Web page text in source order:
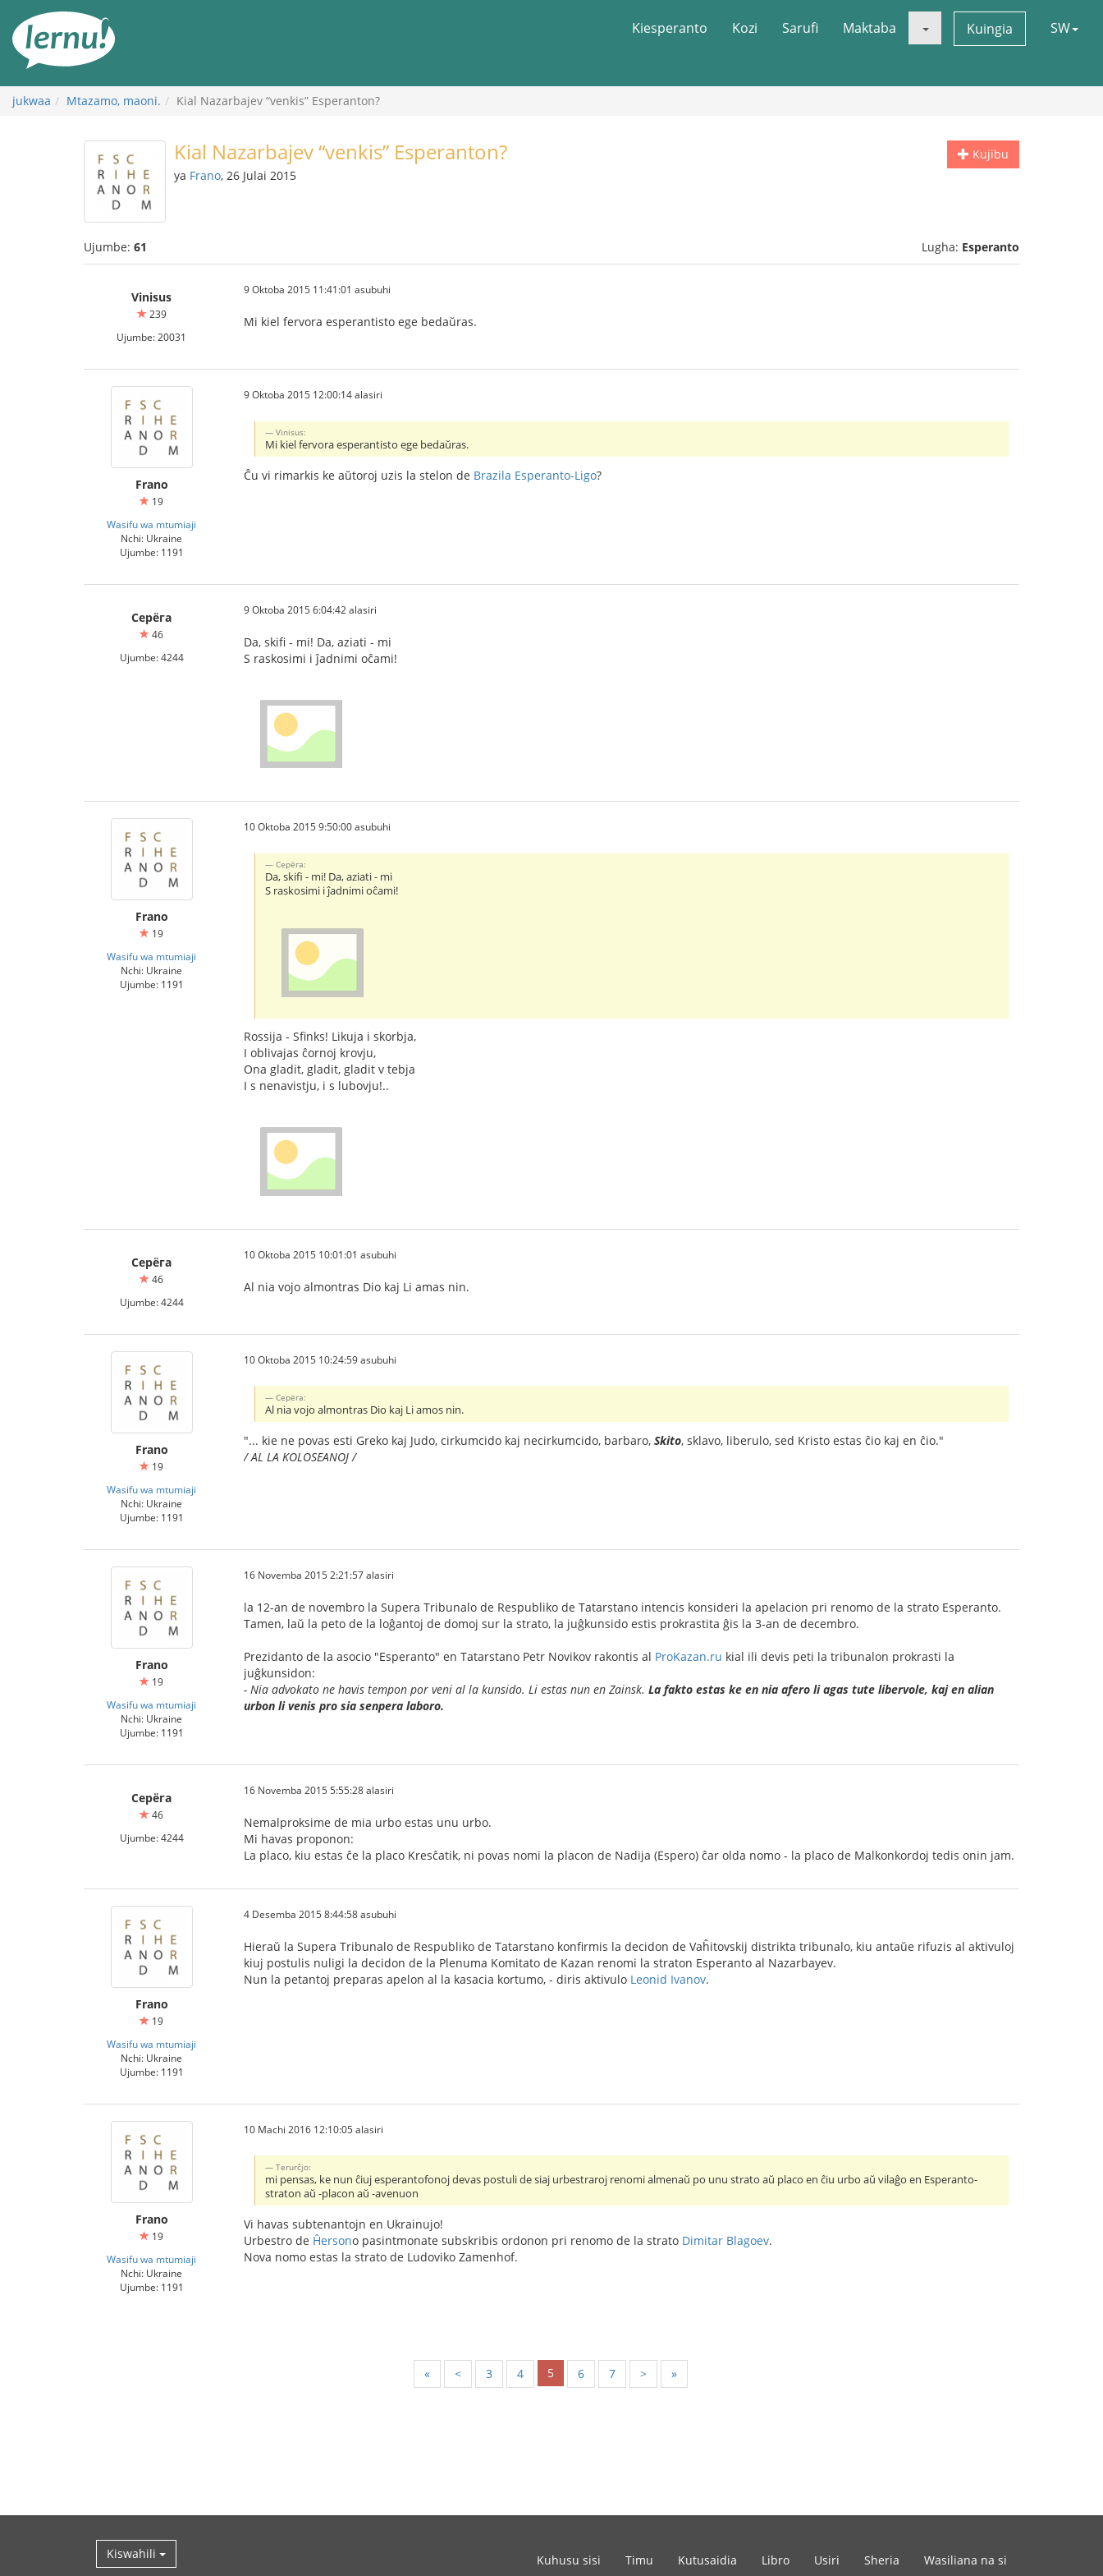
maudhui
Kiesperanto Kozi Sarufi Maktaba Kuingia SW
jukwaa Mtazamo, maoni. Kial Nazarbajev “venkis” Esperanton?
Kujibu
Kial Nazarbajev “venkis” Esperanton?
ya Frano, 26 Julai 2015
Ujumbe: 61 Lugha: Esperanto
Vinisus
239
Ujumbe: 20031
9 Oktoba 2015 11:41:01 asubuhi
Mi kiel fervora esperantisto ege bedaŭras.
Frano
19
Wasifu wa mtumiaji
Nchi: Ukraine
Ujumbe: 1191
9 Oktoba 2015 12:00:14 alasiri
Vinisus:
Mi kiel fervora esperantisto ege bedaŭras.
Ĉu vi rimarkis ke aŭtoroj uzis la stelon de Brazila Esperanto-Ligo?
Серёга
46
Ujumbe: 4244
9 Oktoba 2015 6:04:42 alasiri
Da, skifi - mi! Da, aziati - mi
S raskosimi i ĵadnimi oĉami!
Frano
19
Wasifu wa mtumiaji
Nchi: Ukraine
Ujumbe: 1191
10 Oktoba 2015 9:50:00 asubuhi
Серёга:
Da, skifi - mi! Da, aziati - mi
S raskosimi i ĵadnimi oĉami!
Rossija - Sfinks! Likuja i skorbja,
I oblivajas ĉornoj krovju,
Ona gladit, gladit, gladit v tebja
I s nenavistju, i s lubovju!..
Серёга
46
Ujumbe: 4244
10 Oktoba 2015 10:01:01 asubuhi
Al nia vojo almontras Dio kaj Li amas nin.
Frano
19
Wasifu wa mtumiaji
Nchi: Ukraine
Ujumbe: 1191
10 Oktoba 2015 10:24:59 asubuhi
Серёга:
Al nia vojo almontras Dio kaj Li amos nin.
"... kie ne povas esti Greko kaj Judo, cirkumcido kaj necirkumcido, barbaro, Skito, sklavo, liberulo, sed Kristo estas ĉio kaj en ĉio."
/ AL LA KOLOSEANOJ /
Frano
19
Wasifu wa mtumiaji
Nchi: Ukraine
Ujumbe: 1191
16 Novemba 2015 2:21:57 alasiri
la 12-an de novembro la Supera Tribunalo de Respubliko de Tatarstano intencis konsideri la apelacion pri renomo de la strato Esperanto.
Tamen, laŭ la peto de la loĝantoj de domoj sur la strato, la juĝkunsido estis prokrastita ĝis la 3-an de decembro.
Prezidanto de la asocio "Esperanto" en Tatarstano Petr Novikov rakontis al ProKazan.ru kial ili devis peti la tribunalon prokrasti la
juĝkunsidon:
- Nia advokato ne havis tempon por veni al la kunsido. Li estas nun en Zainsk. La fakto estas ke en nia afero li agas tute libervole, kaj en alian
urbon li venis pro sia senpera laboro.
Серёга
46
Ujumbe: 4244
16 Novemba 2015 5:55:28 alasiri
Nemalproksime de mia urbo estas unu urbo.
Mi havas proponon:
La placo, kiu estas ĉe la placo Kresĉatik, ni povas nomi la placon de Nadija (Espero) ĉar olda nomo - la placo de Malkonkordoj tedis onin jam.
Frano
19
Wasifu wa mtumiaji
Nchi: Ukraine
Ujumbe: 1191
4 Desemba 2015 8:44:58 asubuhi
Hieraŭ la Supera Tribunalo de Respubliko de Tatarstano konfirmis la decidon de Vaĥitovskij distrikta tribunalo, kiu antaŭe rifuzis al aktivuloj
kiuj postulis nuligi la decidon de la Plenuma Komitato de Kazan renomi la straton Esperanto al Nazarbayev.
Nun la petantoj preparas apelon al la kasacia kortumo, - diris aktivulo Leonid Ivanov.
Frano
19
Wasifu wa mtumiaji
Nchi: Ukraine
Ujumbe: 1191
10 Machi 2016 12:10:05 alasiri
Тerurĉjo:
mi pensas, ke nun ĉiuj esperantofonoj devas postuli de siaj urbestraroj renomi almenaŭ po unu strato aŭ placo en ĉiu urbo aŭ vilaĝo en Esperanto-
straton aŭ -placon aŭ -avenuon
Vi havas subtenantojn en Ukrainujo!
Urbestro de Ĥersono pasintmonate subskribis ordonon pri renomo de la strato Dimitar Blagoev.
Nova nomo estas la strato de Ludoviko Zamenhof.
« < 3 4 5 6 7 > »
Kiswahili Kuhusu sisi Timu Kutusaidia Libro Usiri Sheria Wasiliana na si